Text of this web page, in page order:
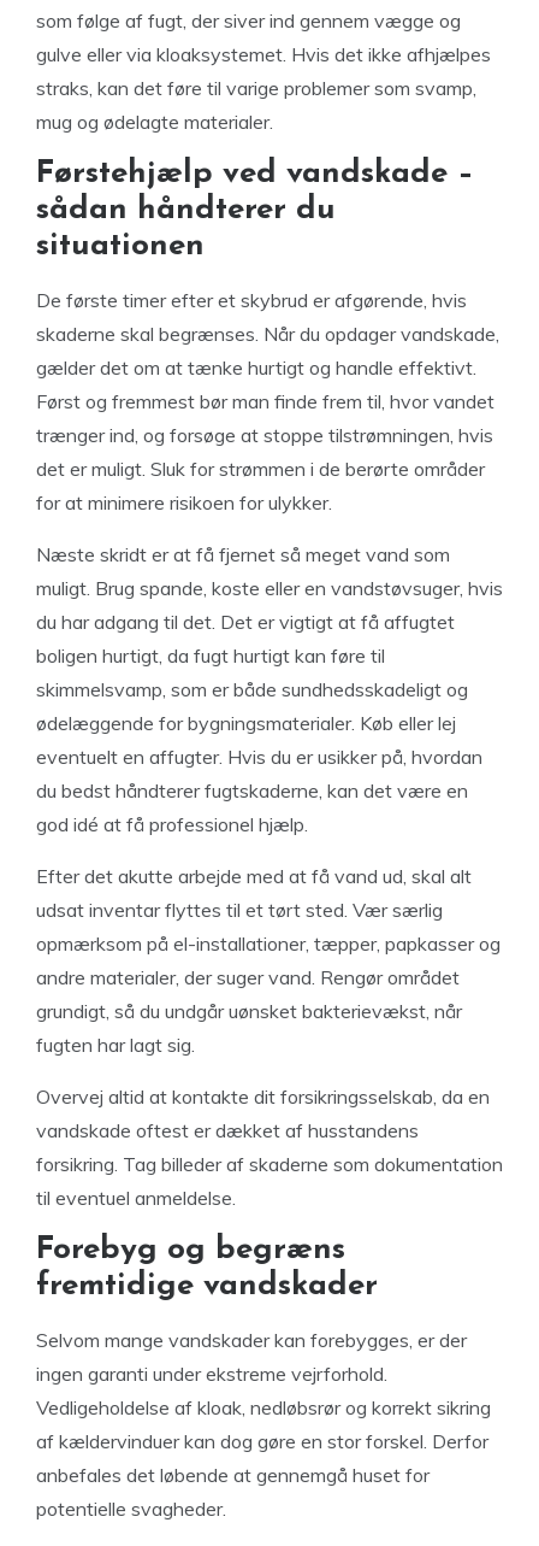
som følge af fugt, der siver ind gennem vægge og
gulve eller via kloaksystemet. Hvis det ikke afhjælpes
straks, kan det føre til varige problemer som svamp,
mug og ødelagte materialer.
Førstehjælp ved vandskade –
sådan håndterer du
situationen
De første timer efter et skybrud er afgørende, hvis
skaderne skal begrænses. Når du opdager vandskade,
gælder det om at tænke hurtigt og handle effektivt.
Først og fremmest bør man finde frem til, hvor vandet
trænger ind, og forsøge at stoppe tilstrømningen, hvis
det er muligt. Sluk for strømmen i de berørte områder
for at minimere risikoen for ulykker.
Næste skridt er at få fjernet så meget vand som
muligt. Brug spande, koste eller en vandstøvsuger, hvis
du har adgang til det. Det er vigtigt at få affugtet
boligen hurtigt, da fugt hurtigt kan føre til
skimmelsvamp, som er både sundhedsskadeligt og
ødelæggende for bygningsmaterialer. Køb eller lej
eventuelt en affugter. Hvis du er usikker på, hvordan
du bedst håndterer fugtskaderne, kan det være en
god idé at få professionel hjælp.
Efter det akutte arbejde med at få vand ud, skal alt
udsat inventar flyttes til et tørt sted. Vær særlig
opmærksom på el-installationer, tæpper, papkasser og
andre materialer, der suger vand. Rengør området
grundigt, så du undgår uønsket bakterievækst, når
fugten har lagt sig.
Overvej altid at kontakte dit forsikringsselskab, da en
vandskade oftest er dækket af husstandens
forsikring. Tag billeder af skaderne som dokumentation
til eventuel anmeldelse.
Forebyg og begræns
fremtidige vandskader
Selvom mange vandskader kan forebygges, er der
ingen garanti under ekstreme vejrforhold.
Vedligeholdelse af kloak, nedløbsrør og korrekt sikring
af kældervinduer kan dog gøre en stor forskel. Derfor
anbefales det løbende at gennemgå huset for
potentielle svagheder.